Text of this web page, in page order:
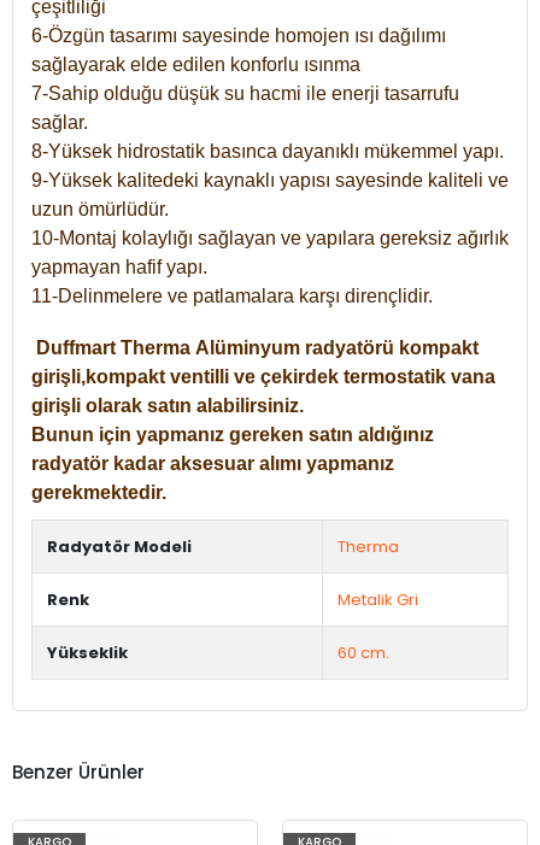
çeşitliliği
6-Özgün tasarımı sayesinde homojen ısı dağılımı
sağlayarak elde edilen konforlu ısınma
7-Sahip olduğu düşük su hacmi ile enerji tasarrufu
sağlar.
8-Yüksek hidrostatik basınca dayanıklı mükemmel yapı.
9-Yüksek kalitedeki kaynaklı yapısı sayesinde kaliteli ve
uzun ömürlüdür.
10-Montaj kolaylığı sağlayan ve yapılara gereksiz ağırlık
yapmayan hafif yapı.
11-Delinmelere ve patlamalara karşı dirençlidir.
Duffmart Therma Alüminyum radyatörü kompakt
girişli,kompakt ventilli ve çekirdek termostatik vana
girişli olarak satın alabilirsiniz.
Bunun için yapmanız gereken satın aldığınız
radyatör kadar aksesuar alımı yapmanız
gerekmektedir.
Radyatör Modeli Therma
Renk Metalik Gri
Yükseklik 60 cm.
Benzer Ürünler